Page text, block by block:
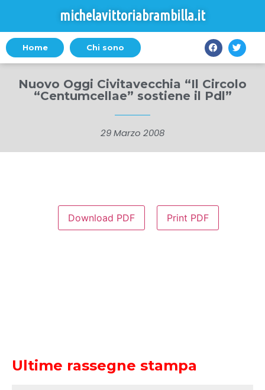
michelavittoriabrambilla.it
Home Chi sono
Nuovo Oggi Civitavecchia “Il Circolo
“Centumcellae” sostiene il Pdl”
29 Marzo 2008
Download PDF Print PDF
Ultime rassegne stampa